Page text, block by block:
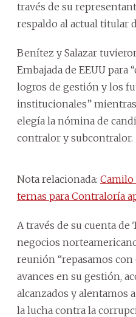
través de su
respaldo al actual titular
Benítez y Salazar
Embajada de EEUU
logros de gestión y los
institucionales” mientras
elegía la nómina de
contralor y subcontralor.
Nota relacionada: Camilo
ternas para Contraloría
A través de su cuenta de
negocios
reunión “repasamos
avances en su gestión,
alcanzados y alentamos
la lucha contra la